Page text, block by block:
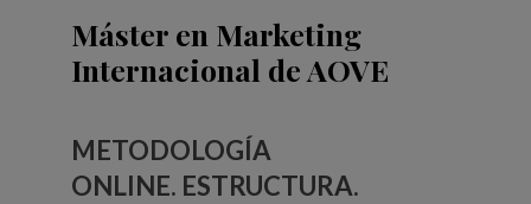
Máster en Marketing
Internacional de AOVE
METODOLOGÍA
ONLINE. ESTRUCTURA.